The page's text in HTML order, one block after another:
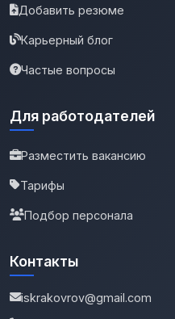
Добавить резюме
Карьерный блог
Частые вопросы
Для работодателей
Разместить вакансию
Тарифы
Подбор персонала
Контакты
iskrakovrov@gmail.com